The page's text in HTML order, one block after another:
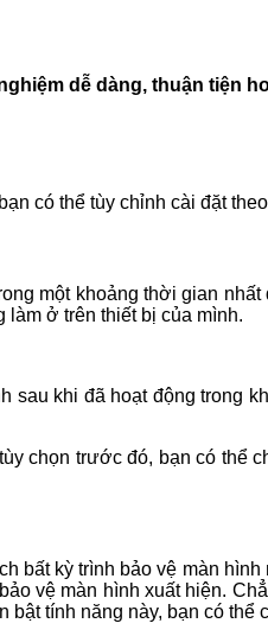
dễ dàng, thuận tiện
có thể tùy chỉnh cài đặt
một khoảng thời gian
ở trên thiết bị của mình.
sau khi đã hoạt động trong
chọn trước đó, bạn có thể
bất kỳ trình bảo vệ màn
vệ màn hình xuất hiện.
tính năng này, bạn có thể